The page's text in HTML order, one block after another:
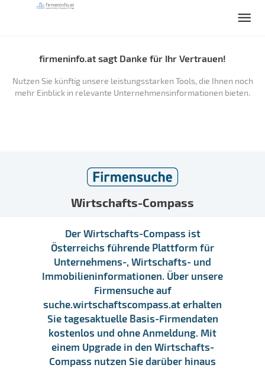
firmeninfo.at sagt Danke für Ihr Vertrauen!
Nutzen Sie künftig unsere leistungsstarken Tools, die Ihnen noch
mehr Einblick in relevante Unternehmensinformationen bieten.
Wirtschafts-Compass
Der Wirtschafts-Compass ist
Österreichs führende Plattform für
Unternehmens-, Wirtschafts- und
Immobilieninformationen. Über unsere
Firmensuche auf
suche.wirtschaftscompass.at erhalten
Sie tagesaktuelle Basis-Firmendaten
kostenlos und ohne Anmeldung. Mit
einem Upgrade in den Wirtschafts-
Compass nutzen Sie darüber hinaus